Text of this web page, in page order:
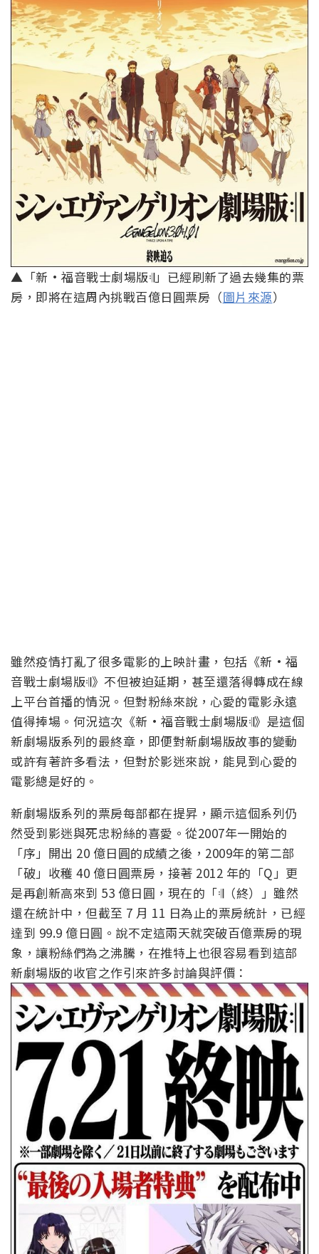
▲「新·福音戰士劇場版𝄇」已經刷新了過去幾集的票
房，即將在這周內挑戰百億日圓票房（圖片來源）
雖然疫情打亂了很多電影的上映計畫，包括《新·福
音戰士劇場版𝄇》不但被迫延期，甚至還落得轉成在線
上平台首播的情況。但對粉絲來說，心愛的電影永遠
值得捧場。何況這次《新·福音戰士劇場版𝄇》是這個
新劇場版系列的最終章，即便對新劇場版故事的變動
或許有著許多看法，但對於影迷來說，能見到心愛的
電影總是好的。
新劇場版系列的票房每部都在提昇，顯示這個系列仍
然受到影迷與死忠粉絲的喜愛。從2007年一開始的
「序」開出 20 億日圓的成績之後，2009年的第二部
「破」收穫 40 億日圓票房，接著 2012 年的「Q」更
是再創新高來到 53 億日圓，現在的「𝄇（終）」雖然
還在統計中，但截至 7 月 11 日為止的票房統計，已經
達到 99.9 億日圓。說不定這兩天就突破百億票房的現
象，讓粉絲們為之沸騰，在推特上也很容易看到這部
新劇場版的收官之作引來許多討論與評價：